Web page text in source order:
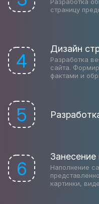
страницу
4
Дизайн
Разработка
сайта.
фактами и
5
6
Наполнение
картинки,